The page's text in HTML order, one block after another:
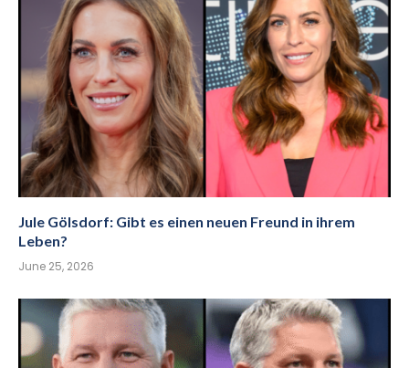
Jule Gölsdorf: Gibt es einen neuen Freund in ihrem
Leben?
June 25, 2026